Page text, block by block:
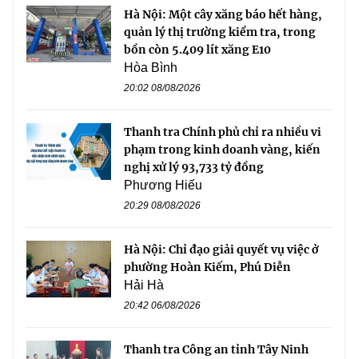
Hà Nội: Một cây xăng báo hết hàng,
quản lý thị trường kiểm tra, trong
bồn còn 5.409 lít xăng E10
Hòa Bình
20:02 08/08/2026
Thanh tra Chính phủ chỉ ra nhiều vi
phạm trong kinh doanh vàng, kiến
nghị xử lý 93,733 tỷ đồng
Phương Hiếu
20:29 08/08/2026
Hà Nội: Chỉ đạo giải quyết vụ việc ở
phường Hoàn Kiếm, Phú Diễn
Hải Hà
20:42 06/08/2026
Thanh tra Công an tỉnh Tây Ninh